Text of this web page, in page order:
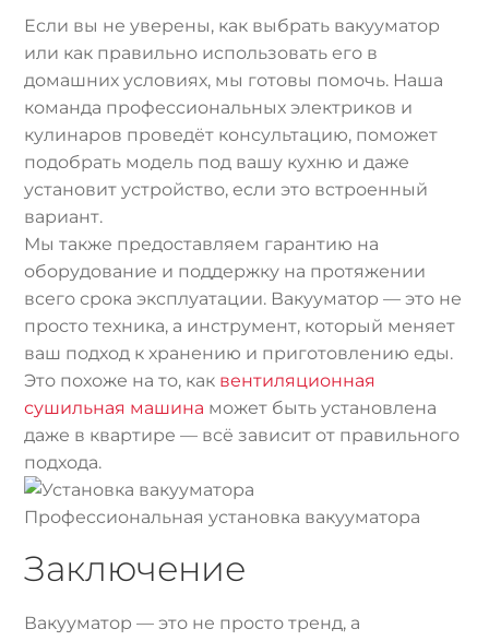
Если вы не уверены, как выбрать вакууматор
или как правильно использовать его в
домашних условиях, мы готовы помочь. Наша
команда профессиональных электриков и
кулинаров проведёт консультацию, поможет
подобрать модель под вашу кухню и даже
установит устройство, если это встроенный
вариант.
Мы также предоставляем гарантию на
оборудование и поддержку на протяжении
всего срока эксплуатации. Вакууматор — это не
просто техника, а инструмент, который меняет
ваш подход к хранению и приготовлению еды.
Это похоже на то, как вентиляционная
сушильная машина может быть установлена
даже в квартире — всё зависит от правильного
подхода.
Профессиональная установка вакууматора
Заключение
Вакууматор — это не просто тренд, а